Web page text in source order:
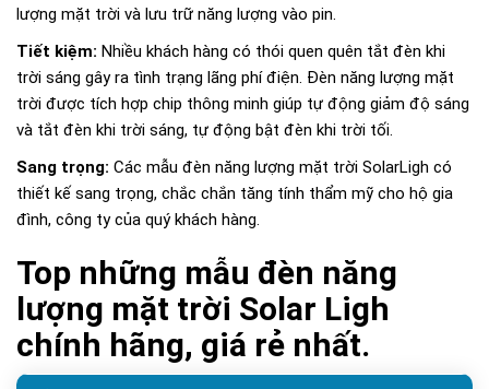
lượng mặt trời và lưu trữ năng lượng vào pin.
Tiết kiệm: Nhiều khách hàng có thói quen quên tắt đèn khi
trời sáng gây ra tình trạng lãng phí điện. Đèn năng lượng mặt
trời được tích hợp chip thông minh giúp tự động giảm độ sáng
và tắt đèn khi trời sáng, tự động bật đèn khi trời tối.
Sang trọng: Các mẫu đèn năng lượng mặt trời SolarLigh có
thiết kế sang trọng, chắc chắn tăng tính thẩm mỹ cho hộ gia
đình, công ty của quý khách hàng.
Top những mẫu đèn năng
lượng mặt trời Solar Ligh
chính hãng, giá rẻ nhất.